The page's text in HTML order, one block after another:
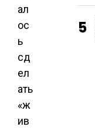
ал
ос
ь
сд
ел
ать
«ж
ив